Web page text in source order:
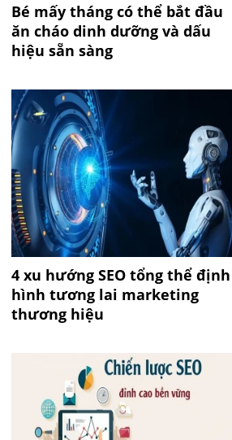
Bé mấy tháng có thể bắt đầu
ăn cháo dinh dưỡng và dấu
hiệu sẵn sàng
4 xu hướng SEO tổng thể định
hình tương lai marketing
thương hiệu